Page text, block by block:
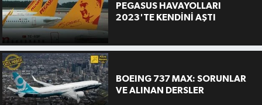
PEGASUS HAVAYOLLARI
2023'TE KENDİNİ AŞTI
BOEING 737 MAX: SORUNLAR
VE ALINAN DERSLER